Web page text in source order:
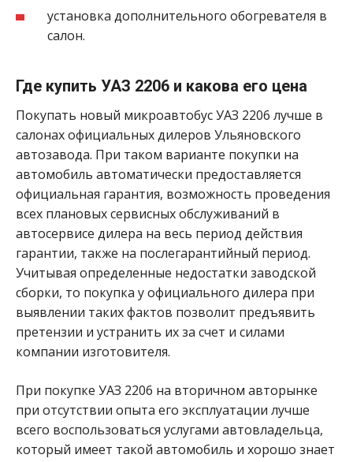
установка дополнительного обогревателя в
салон.
Где купить УАЗ 2206 и какова его цена
Покупать новый микроавтобус УАЗ 2206 лучше в
салонах официальных дилеров Ульяновского
автозавода. При таком варианте покупки на
автомобиль автоматически предоставляется
официальная гарантия, возможность проведения
всех плановых сервисных обслуживаний в
автосервисе дилера на весь период действия
гарантии, также на послегарантийный период.
Учитывая определенные недостатки заводской
сборки, то покупка у официального дилера при
выявлении таких фактов позволит предъявить
претензии и устранить их за счет и силами
компании изготовителя.
При покупке УАЗ 2206 на вторичном авторынке
при отсутствии опыта его эксплуатации лучше
всего воспользоваться услугами автовладельца,
который имеет такой автомобиль и хорошо знает